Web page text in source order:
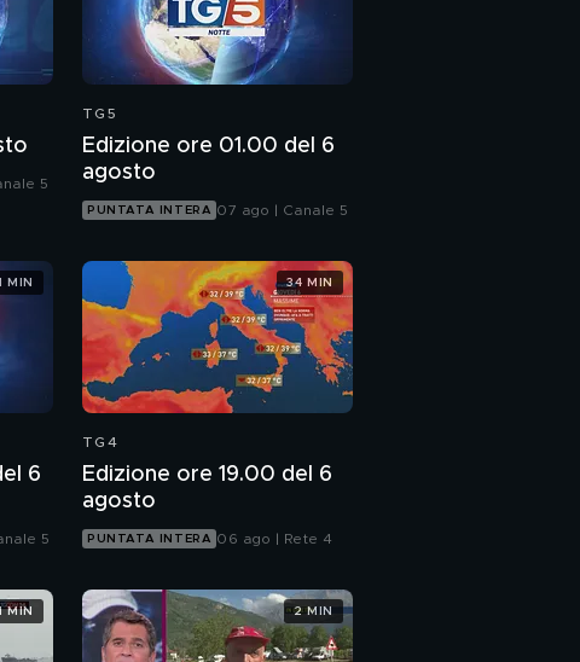
5
TG5
Edizione ore 01.00 del 6
agosto
PUNTATA INTERA 07 ago | Canale 5
6
5
MIN
TG4
Edizione ore 19.00 del 6
agosto
PUNTATA INTERA 06 ago | Rete 4
34 MIN
MIN 2 MIN